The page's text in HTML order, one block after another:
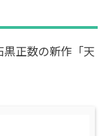
黒正数の新作「天